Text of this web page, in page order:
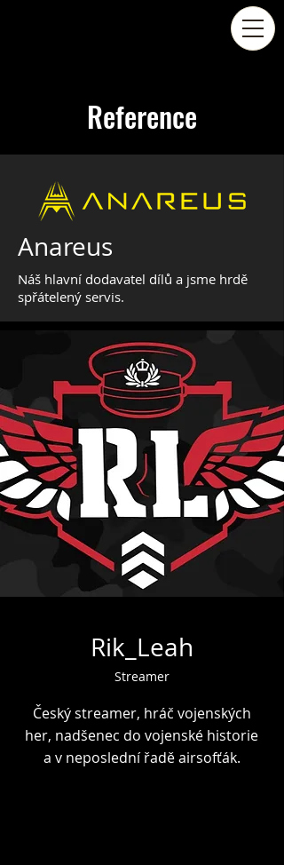
Reference
Anareus
Náš hlavní dodavatel dílů a jsme hrdě
spřátelený servis.
Rik_Leah
Streamer
Český streamer, hráč vojenských
her, nadšenec do vojenské historie
a v neposlední řadě airsofťák.